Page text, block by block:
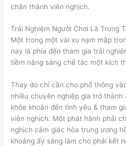
chân thành viên nghịch.
Trải Nghiệm Người Chơi Là Trung
Một trong một vài xu nạm mập
nay là phía đến tham gia trải
tiềm năng sáng chế tác một kích
Thay do chỉ cần cho phổ thông
nhiều chuyên nghiệp gia trở
khỏe khoắn đến tình yêu & tham
viên nghịch. Một phát hành phải
nghịch cảm giác hòa trung ương
khoảng ấy sáng làm cho phải kết